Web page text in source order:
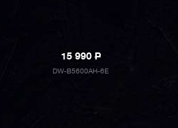
15 990P
DW-B5600AH-6E